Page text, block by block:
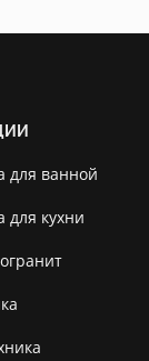
для ванной
для кухни